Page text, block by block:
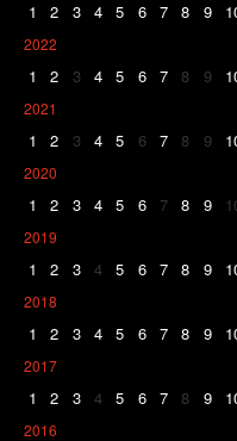
1 2 3 4 5 6 7 8 9
2022
1 2 3 4 5 6 7 8 9
2021
1 2 3 4 5 6 7 8 9
2020
1 2 3 4 5 6 7 8 9
2019
1 2 3 4 5 6 7 8 9
2018
1 2 3 4 5 6 7 8 9
2017
1 2 3 4 5 6 7 8 9
2016